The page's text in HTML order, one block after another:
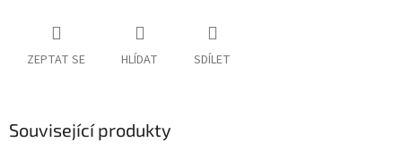
ZEPTAT SE HLÍDAT SDÍLET
Související produkty